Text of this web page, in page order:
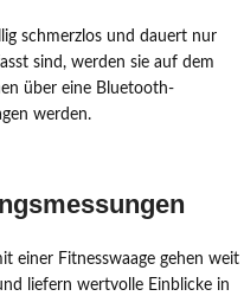
schmerzlos und dauert nur
sind, werden sie auf dem
über eine Bluetooth-
werden.
einer Fitnesswaage gehen weit
liefern wertvolle Einblicke in